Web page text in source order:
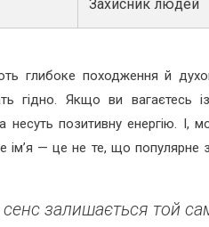
Захисник людей
глибоке походження й
гідно. Якщо ви вагаєтесь
несуть позитивну енергію. І,
ім’я — це не те, що
сенс залишається той